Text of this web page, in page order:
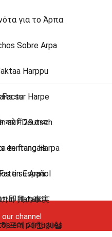
channel
για το Άρπα
Sobre Arpa
Harppu
sur Harpe
बारे में 29 तथ्य
tentang Harpa
su Arpa
即興の事実
프에 대한 사실
Facts
auf Deutsch
en français
en Español
in Italiano
em português